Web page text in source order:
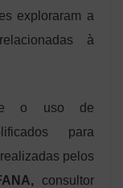
exploraram a
à
o uso de
para
pelos
consultor